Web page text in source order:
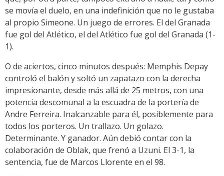
se movía el duelo, en una indefinición que no le gustaba
al propio Simeone. Un juego de errores. El del Granada
fue gol del Atlético, el del Atlético fue gol del Granada (1-
1).
O de aciertos, cinco minutos después: Memphis Depay
controló el balón y soltó un zapatazo con la derecha
impresionante, desde más allá de 25 metros, con una
potencia descomunal a la escuadra de la portería de
Andre Ferreira. Inalcanzable para él, posiblemente para
todos los porteros. Un trallazo. Un golazo.
Determinante. Y ganador. Aún debió contar con la
colaboración de Oblak, que frenó a Uzuni. El 3-1, la
sentencia, fue de Marcos Llorente en el 98.